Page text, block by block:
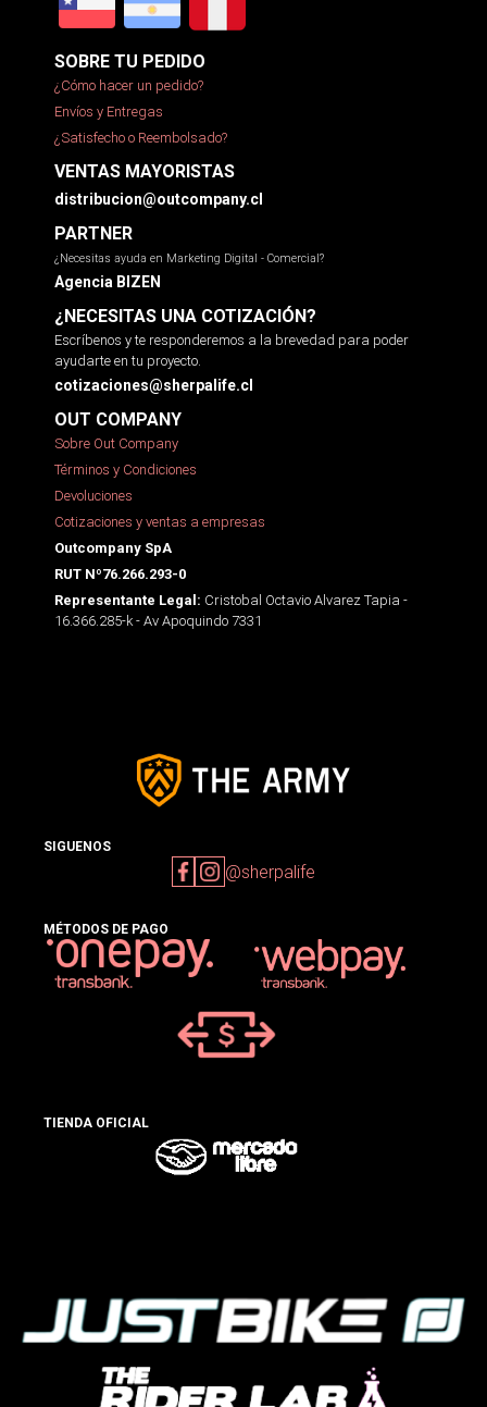
SOBRE TU PEDIDO
¿Cómo hacer un pedido?
Envíos y Entregas
¿Satisfecho o Reembolsado?
VENTAS MAYORISTAS
distribucion@outcompany.cl
PARTNER
¿Necesitas ayuda en Marketing Digital - Comercial?
Agencia BIZEN
¿NECESITAS UNA COTIZACIÓN?
Escríbenos y te responderemos a la brevedad para poder
ayudarte en tu proyecto.
cotizaciones@sherpalife.cl
OUT COMPANY
Sobre Out Company
Términos y Condiciones
Devoluciones
Cotizaciones y ventas a empresas
Outcompany SpA
RUT Nº76.266.293-0
Representante Legal: Cristobal Octavio Alvarez Tapia -
16.366.285-k - Av Apoquindo 7331
SIGUENOS
@sherpalife
MÉTODOS DE PAGO
TIENDA OFICIAL